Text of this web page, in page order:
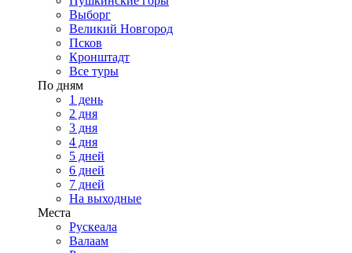
Выборг
Великий Новгород
Псков
Кронштадт
Все туры
По дням
1 день
2 дня
3 дня
4 дня
5 дней
6 дней
7 дней
На выходные
Места
Рускеала
Валаам